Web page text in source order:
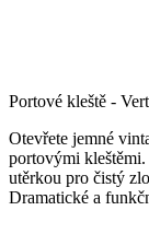
Portové kleště -
Otevřete jemné
portovými
utěrkou pro čistý
Dramatické a